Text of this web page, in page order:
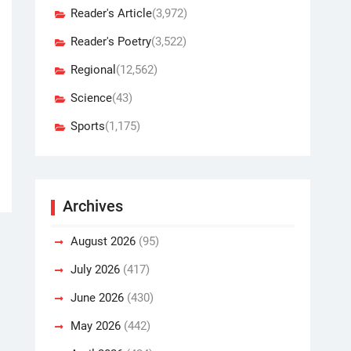
Reader's Article(3,972)
Reader's Poetry(3,522)
Regional (12,562)
Science(43)
Sports(1,175)
Archives
August 2026 (95)
July 2026 (417)
June 2026 (430)
May 2026 (442)